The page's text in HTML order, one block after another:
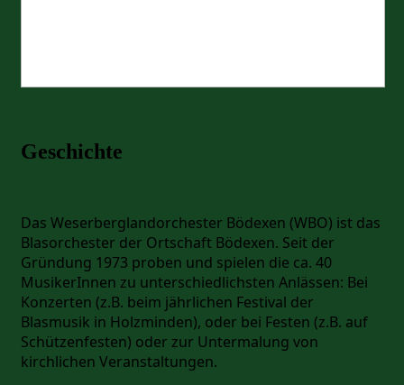
Geschichte
Das Weserberglandorchester Bödexen (WBO) ist das
Blasorchester der Ortschaft Bödexen. Seit der
Gründung 1973 proben und spielen die ca. 40
MusikerInnen zu unterschiedlichsten Anlässen: Bei
Konzerten (z.B. beim jährlichen Festival der
Blasmusik in Holzminden), oder bei Festen (z.B. auf
Schützenfesten) oder zur Untermalung von
kirchlichen Veranstaltungen.